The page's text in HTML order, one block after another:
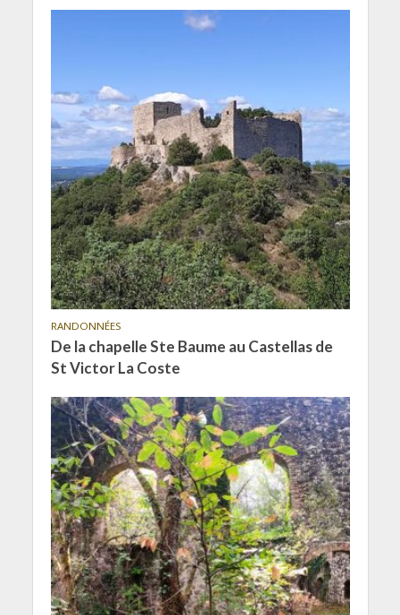
RANDONNÉES
De la chapelle Ste Baume au Castellas de
St Victor La Coste